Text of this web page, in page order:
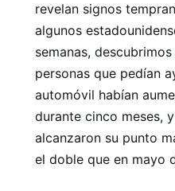
revelan signos
algunos
semanas,
personas que pedían
automóvil habían
durante cinco meses,
alcanzaron su punto
el doble que en mayo